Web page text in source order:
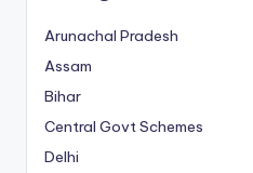
Arunachal Pradesh
Assam
Bihar
Central Govt Schemes
Delhi